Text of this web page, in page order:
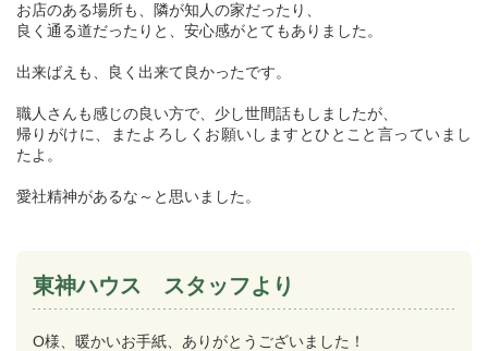
お店のある場所も、隣が知人の家だったり、
良く通る道だったりと、安心感がとてもありました。
出来ばえも、良く出来て良かったです。
職人さんも感じの良い方で、少し世間話もしましたが、
帰りがけに、またよろしくお願いしますとひとこと言っていまし
たよ。
愛社精神があるな～と思いました。
東神ハウス スタッフより
O様、暖かいお手紙、ありがとうございました！